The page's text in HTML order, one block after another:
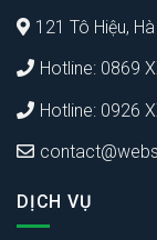
121 Tô Hiệu,
Hotline: 0869
Hotline: 0926
DỊCH VỤ